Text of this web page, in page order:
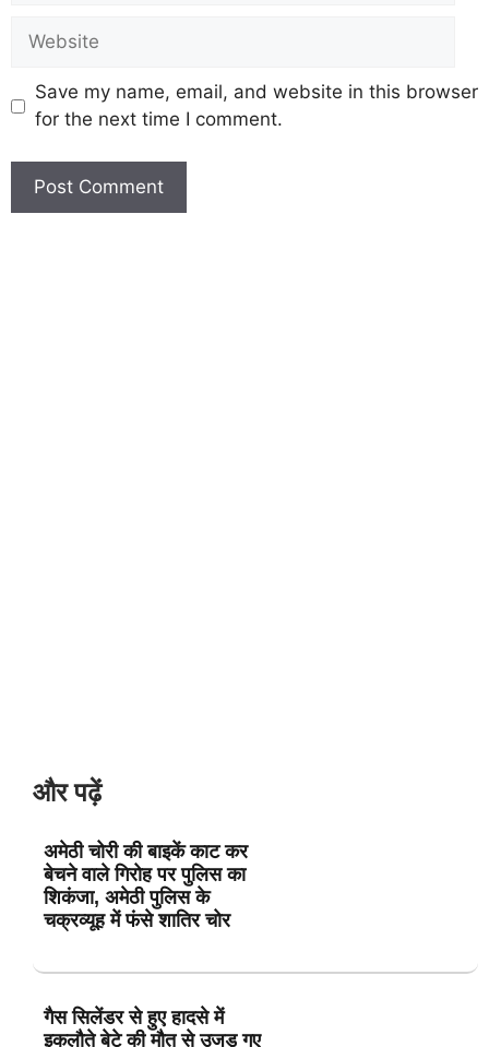
Save my name, email, and website in this browser
for the next time I comment.
और पढ़ें
अमेठी चोरी की बाइकें काट कर
बेचने वाले गिरोह पर पुलिस का
शिकंजा, अमेठी पुलिस के
चक्रव्यूह में फंसे शातिर चोर
गैस सिलेंडर से हुए हादसे में
इकलौते बेटे की मौत से उजड़ गए